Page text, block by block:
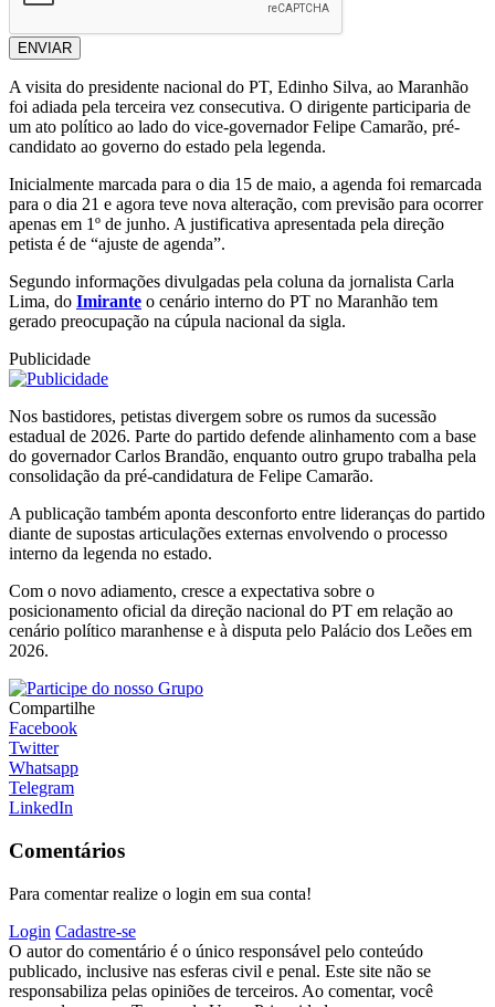
ENVIAR
A visita do presidente nacional do PT, Edinho Silva, ao Maranhão
foi adiada pela terceira vez consecutiva. O dirigente participaria de
um ato político ao lado do vice-governador Felipe Camarão, pré-
candidato ao governo do estado pela legenda.
Inicialmente marcada para o dia 15 de maio, a agenda foi remarcada
para o dia 21 e agora teve nova alteração, com previsão para ocorrer
apenas em 1º de junho. A justificativa apresentada pela direção
petista é de “ajuste de agenda”.
Segundo informações divulgadas pela coluna da jornalista Carla
Lima, do Imirante o cenário interno do PT no Maranhão tem
gerado preocupação na cúpula nacional da sigla.
Publicidade
Nos bastidores, petistas divergem sobre os rumos da sucessão
estadual de 2026. Parte do partido defende alinhamento com a base
do governador Carlos Brandão, enquanto outro grupo trabalha pela
consolidação da pré-candidatura de Felipe Camarão.
A publicação também aponta desconforto entre lideranças do partido
diante de supostas articulações externas envolvendo o processo
interno da legenda no estado.
Com o novo adiamento, cresce a expectativa sobre o
posicionamento oficial da direção nacional do PT em relação ao
cenário político maranhense e à disputa pelo Palácio dos Leões em
2026.
Compartilhe
Facebook
Twitter
Whatsapp
Telegram
LinkedIn
Comentários
Para comentar realize o login em sua conta!
Login Cadastre-se
O autor do comentário é o único responsável pelo conteúdo
publicado, inclusive nas esferas civil e penal. Este site não se
responsabiliza pelas opiniões de terceiros. Ao comentar, você